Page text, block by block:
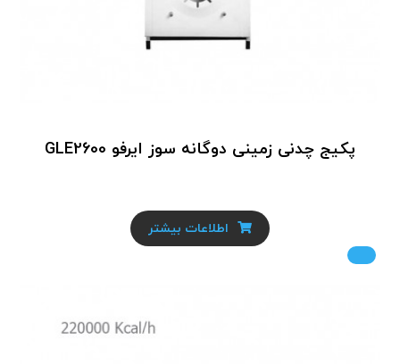
پکیج چدنی زمینی دوگانه سوز ایرفو GLE2600
اطلاعات بیشتر